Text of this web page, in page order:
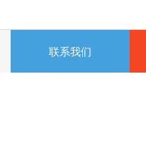
2015-2018
计
联系我们